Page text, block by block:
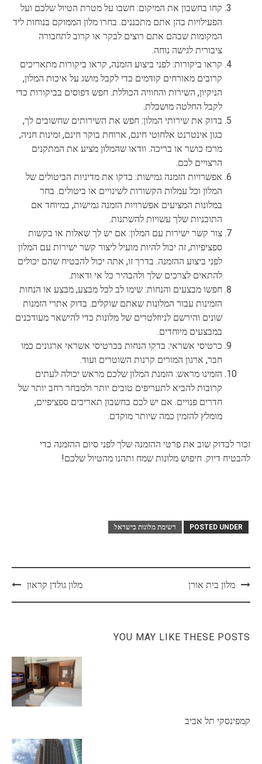
קחו בחשבון את המיקום: חשבו על מטרת הטיול שלכם ועל
הפעילויות בהן אתם מתכננים. בחרו מלון הממוקם בנוחות ליד
המקומות שבהם אתם רוצים לבקר או קרוב לתחבורה
ציבורית לגישה נוחה.
קראו ביקורות: לפני ביצוע הזמנה, קראו ביקורות מתאריכים
קרובים מאורחים קודמים כדי לקבל מושג על איכות המלון,
הניקיון, השירות והחוויה הכוללת. חפש דפוסים בביקורות כדי
לקבל החלטה מושכלת.
בדוק את שירותי המלון: חפש את השירותים שחשובים לך,
כגון אינטרנט אלחוטי חינם, ארוחת בוקר חינם, זמינות חניה,
מרכז כושר או בריכה. וודאו שהמלון מציע את המתקנים
הרצויים לכם.
אפשרויות הזמנה גמישות: בדקו את מדיניות הביטולים של
המלון וכל עמלות הקשורות לשינויים או ביטולים. בחר
במלונות המציעים אפשרויות הזמנה גמישות, במיוחד אם
התוכניות שלך עשויות להשתנות.
צור קשר ישירות עם המלון: אם יש לך שאלות או בקשות
ספציפיות, זה יכול להיות מועיל ליצור קשר ישירות עם המלון
לפני ביצוע ההזמנה. בדרך זו, אתה יכול להבטיח שהם יכולים
להתאים לצרכים שלך ולהבהיר כל אי ודאות.
חפשו מבצעים והנחות: שימו לב לכל מבצע, מבצע או הנחות
הזמינות עבור המלונות שאתם שוקלים. בדוק אתרי הזמנות
שונים והירשם לניוזלטרים של מלונות כדי להישאר מעודכנים
במבצעים מיוחדים.
כרטיסי אשראי: בדקו הנחות בכרטיסי אשראי ארגונים כמו
חבר, ארגון המורים קרנות השוטרים ועוד.
הזמינו מראש: הזמנת המלון שלכם מראש יכולה לעתים
קרובות להביא לתעריפים טובים יותר ולמבחר רחב יותר של
חדרים פנויים. אם יש לכם בחשבון תאריכים ספציפיים,
מומלץ להזמין כמה שיותר מוקדם.
זכור לבדוק שוב את פרטי ההזמנה שלך לפני סיום ההזמנה כדי
להבטיח דיוק. חיפוש מלונות שמח ותהנו מהטיול שלכם!
POSTED UNDER רשימת מלונות בישראל
Postמלון בית אורן מלון גולדן קראון
YOU MAY LIKE THESE POSTS
קמפינסקי תל אביב